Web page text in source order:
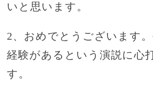
いと思います。
2、おめでとうございます
経験があるという演説に心
す。